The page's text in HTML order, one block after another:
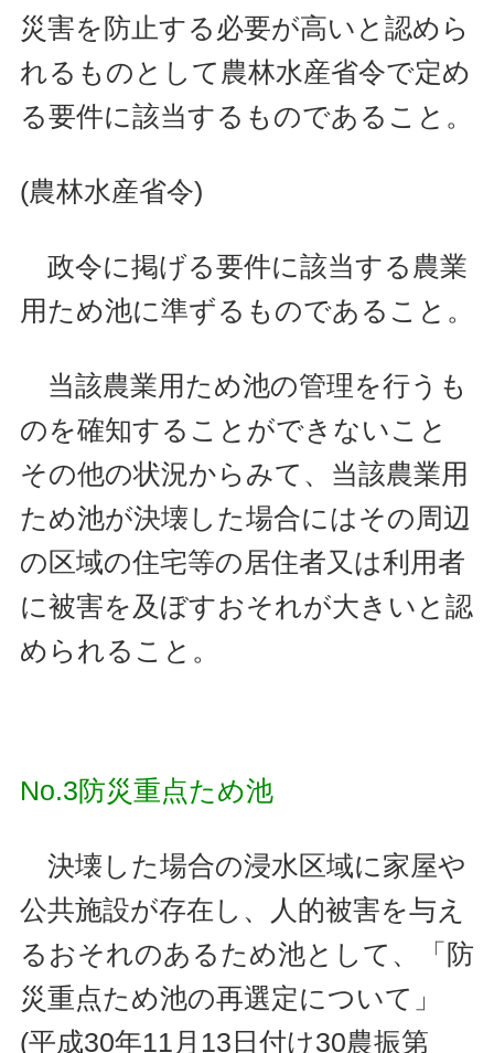
災害を防止する必要が高いと認めら
れるものとして農林水産省令で定め
る要件に該当するものであること。
(農林水産省令)
政令に掲げる要件に該当する農業
用ため池に準ずるものであること。
当該農業用ため池の管理を行うも
のを確知することができないこと
その他の状況からみて、当該農業用
ため池が決壊した場合にはその周辺
の区域の住宅等の居住者又は利用者
に被害を及ぼすおそれが大きいと認
められること。
No.3防災重点ため池
決壊した場合の浸水区域に家屋や
公共施設が存在し、人的被害を与え
るおそれのあるため池として、「防
災重点ため池の再選定について」
(平成30年11月13日付け30農振第